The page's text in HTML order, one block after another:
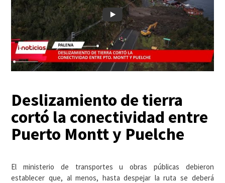
Deslizamiento de tierra
cortó la conectividad entre
Puerto Montt y Puelche
El ministerio de transportes u obras públicas debieron
establecer que, al menos, hasta despejar la ruta se deberá